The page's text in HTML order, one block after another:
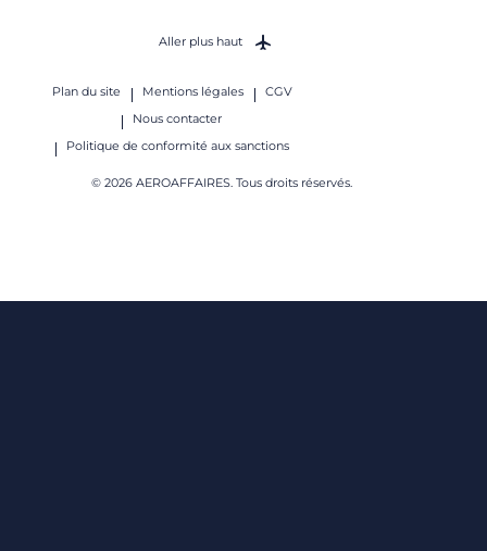
Plan du site Mentions légales
CGV
Nous contacter
Politique de conformité aux sanctions
© 2026 AEROAFFAIRES. Tous droits réservés.
Aller plus haut